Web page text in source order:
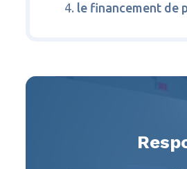
le financement de